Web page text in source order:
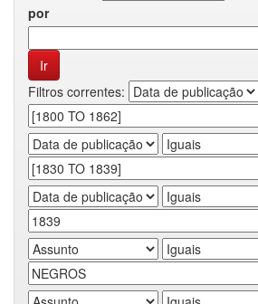
por
Filtros correntes: